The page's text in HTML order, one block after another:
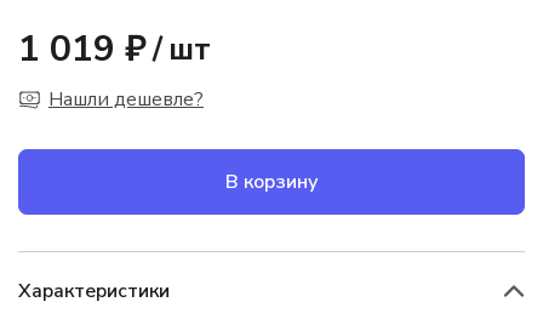
1 019 ₽/ шт
Нашли дешевле?
В корзину
Характеристики